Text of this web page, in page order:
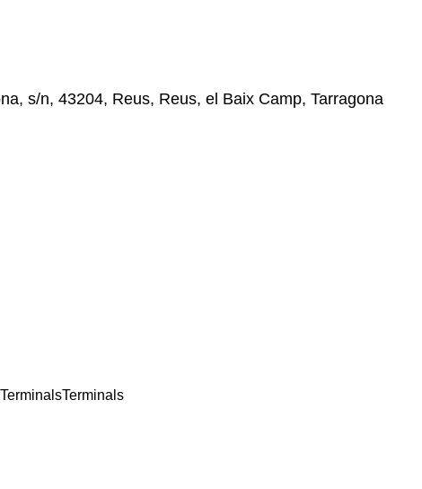
s/n, 43204, Reus, Reus, el Baix Camp, Tarragona
TerminalsTerminals